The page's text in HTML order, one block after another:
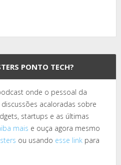
PONTO TECH?
onde o pessoal da
acaloradas sobre
startups e as últimas
mais e ouça agora mesmo
ou usando esse link para